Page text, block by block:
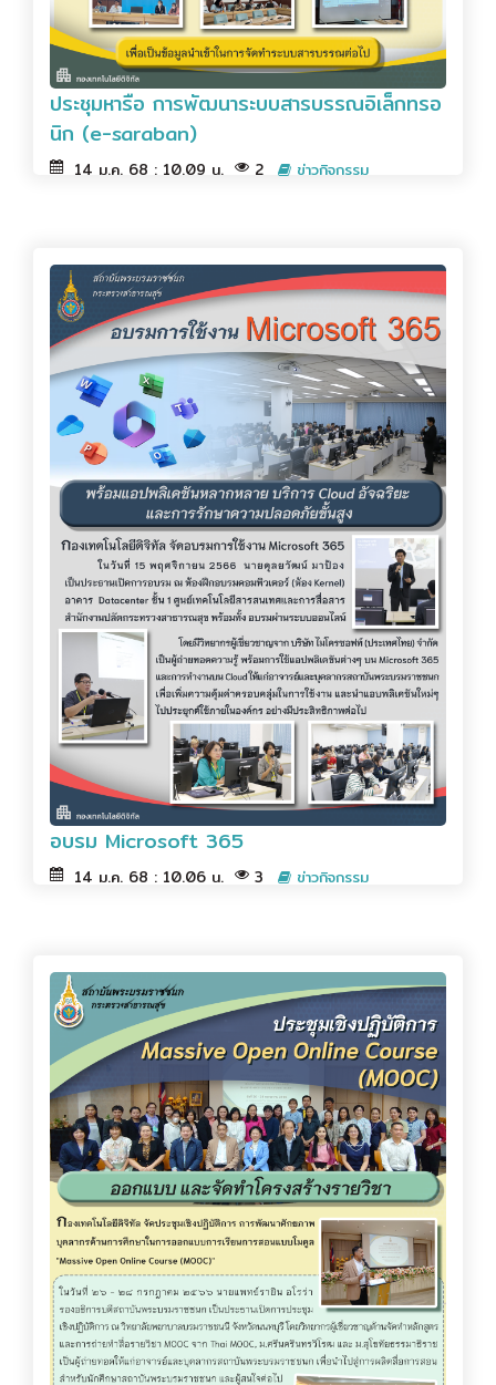
ประชุมหารือ การพัฒนาระบบสารบรรณอิเล็กทรอ
นิก (e-saraban)
14 ม.ค. 68 : 10.09 น. 2 ข่าวกิจกรรม
อบรม Microsoft 365
14 ม.ค. 68 : 10.06 น. 3 ข่าวกิจกรรม